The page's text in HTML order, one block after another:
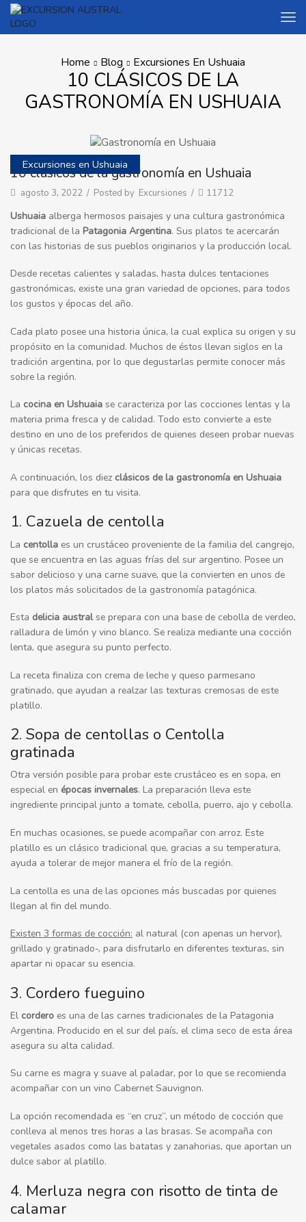
Home Blog Excursiones En Ushuaia
10 CLÁSICOS DE LA
GASTRONOMÍA EN USHUAIA
Excursiones en Ushuaia
10 clásicos de la gastronomía en Ushuaia
agosto 3, 2022 / Posted by Excursiones / 11712
Ushuaia alberga hermosos paisajes y una cultura gastronómica
tradicional de la Patagonia Argentina. Sus platos te acercarán
con las historias de sus pueblos originarios y la producción local.
Desde recetas calientes y saladas, hasta dulces tentaciones
gastronómicas, existe una gran variedad de opciones, para todos
los gustos y épocas del año.
Cada plato posee una historia única, la cual explica su origen y su
propósito en la comunidad. Muchos de éstos llevan siglos en la
tradición argentina, por lo que degustarlas permite conocer más
sobre la región.
La cocina en Ushuaia se caracteriza por las cocciones lentas y la
materia prima fresca y de calidad. Todo esto convierte a este
destino en uno de los preferidos de quienes deseen probar nuevas
y únicas recetas.
A continuación, los diez clásicos de la gastronomía en Ushuaia
para que disfrutes en tu visita.
1. Cazuela de centolla
La centolla es un crustáceo proveniente de la familia del cangrejo,
que se encuentra en las aguas frías del sur argentino. Posee un
sabor delicioso y una carne suave, que la convierten en unos de
los platos más solicitados de la gastronomía patagónica.
Esta delicia australse prepara con una base de cebolla de verdeo,
ralladura de limón y vino blanco. Se realiza mediante una cocción
lenta, que asegura su punto perfecto.
La receta finaliza con crema de leche y queso parmesano
gratinado, que ayudan a realzar las texturas cremosas de este
platillo.
2. Sopa de centollas o Centolla
gratinada
Otra versión posible para probar este crustáceo es en sopa, en
especial en épocas invernales. La preparación lleva este
ingrediente principal junto a tomate, cebolla, puerro, ajo y cebolla.
En muchas ocasiones, se puede acompañar con arroz. Este
platillo es un clásico tradicional que, gracias a su temperatura,
ayuda a tolerar de mejor manera el frío de la región.
La centolla es una de las opciones más buscadas por quienes
llegan al fin del mundo.
Existen 3 formas de cocción: al natural (con apenas un hervor),
grillado y gratinado-, para disfrutarlo en diferentes texturas, sin
apartar ni opacar su esencia.
3. Cordero fueguino
El cordero es una de las carnes tradicionales de la Patagonia
Argentina. Producido en el sur del país, el clima seco de esta área
asegura su alta calidad.
Su carne es magra y suave al paladar, por lo que se recomienda
acompañar con un vino Cabernet Sauvignon.
La opción recomendada es “en cruz”, un método de cocción que
conlleva al menos tres horas a las brasas. Se acompaña con
vegetales asados como las batatas y zanahorias, que aportan un
dulce sabor al platillo.
4. Merluza negra con risotto de tinta de
calamar